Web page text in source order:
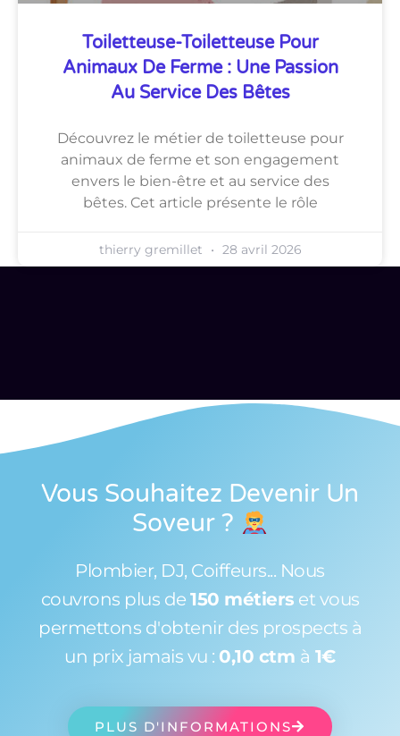
Toiletteuse-Toiletteuse Pour
Animaux De Ferme : Une Passion
Au Service Des Bêtes
Découvrez le métier de toiletteuse pour
animaux de ferme et son engagement
envers le bien-être et au service des
bêtes. Cet article présente le rôle
thierry gremillet 28 avril 2026
Vous Souhaitez Devenir Un
Soveur ?
Plombier, DJ, Coiffeurs... Nous
couvrons plus de 150 métiers et vous
permettons d'obtenir des prospects à
un prix jamais vu : 0,10 ctm à 1€
PLUS D'INFORMATIONS